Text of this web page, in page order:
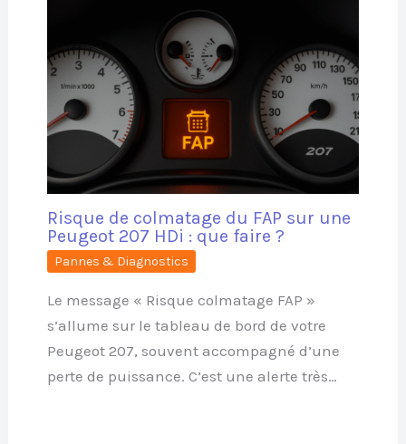
Risque de colmatage du FAP sur une
Peugeot 207 HDi : que faire ?
Pannes & Diagnostics
Le message « Risque colmatage FAP »
s’allume sur le tableau de bord de votre
Peugeot 207, souvent accompagné d’une
perte de puissance. C’est une alerte très…